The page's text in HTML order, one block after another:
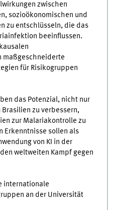
zwischen
sozioökonomischen und
zu entschlüsseln, die das
beeinflussen.
maßgeschneiderte
für Risikogruppen
das Potenzial, nicht nur
zu verbessern,
zur Malariakontrolle zu
Erkenntnisse sollen als
von KI in der
weltweiten Kampf gegen
internationale
an der Universität